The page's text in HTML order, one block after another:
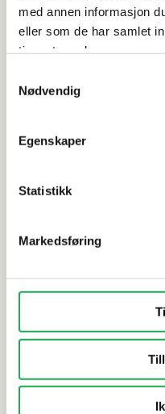
med annen informasjon
eller som de har samlet
tjenestene deres.
Nødvendig
Egenskaper
Statistikk
Markedsføring
Alternative
Glow, Ivory 60x60 Flis